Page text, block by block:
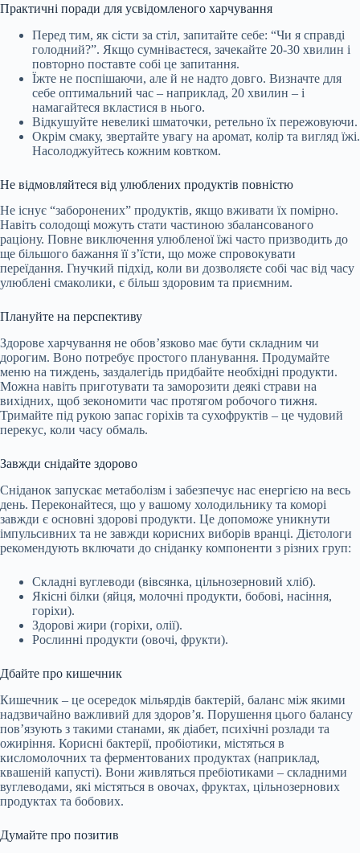
Практичні поради для усвідомленого харчування
Перед тим, як сісти за стіл, запитайте себе: “Чи я справді
голодний?”. Якщо сумніваєтеся, зачекайте 20-30 хвилин і
повторно поставте собі це запитання.
Їжте не поспішаючи, але й не надто довго. Визначте для
себе оптимальний час – наприклад, 20 хвилин – і
намагайтеся вкластися в нього.
Відкушуйте невеликі шматочки, ретельно їх пережовуючи.
Окрім смаку, звертайте увагу на аромат, колір та вигляд їжі.
Насолоджуйтесь кожним ковтком.
Не відмовляйтеся від улюблених продуктів повністю
Не існує “заборонених” продуктів, якщо вживати їх помірно.
Навіть солодощі можуть стати частиною збалансованого
раціону. Повне виключення улюбленої їжі часто призводить до
ще більшого бажання її з’їсти, що може спровокувати
переїдання. Гнучкий підхід, коли ви дозволяєте собі час від часу
улюблені смаколики, є більш здоровим та приємним.
Плануйте на перспективу
Здорове харчування не обов’язково має бути складним чи
дорогим. Воно потребує простого планування. Продумайте
меню на тиждень, заздалегідь придбайте необхідні продукти.
Можна навіть приготувати та заморозити деякі страви на
вихідних, щоб зекономити час протягом робочого тижня.
Тримайте під рукою запас горіхів та сухофруктів – це чудовий
перекус, коли часу обмаль.
Завжди снідайте здорово
Сніданок запускає метаболізм і забезпечує нас енергією на весь
день. Переконайтеся, що у вашому холодильнику та коморі
завжди є основні здорові продукти. Це допоможе уникнути
імпульсивних та не завжди корисних виборів вранці. Дієтологи
рекомендують включати до сніданку компоненти з різних груп:
Складні вуглеводи (вівсянка, цільнозерновий хліб).
Якісні білки (яйця, молочні продукти, бобові, насіння,
горіхи).
Здорові жири (горіхи, олії).
Рослинні продукти (овочі, фрукти).
Дбайте про кишечник
Кишечник – це осередок мільярдів бактерій, баланс між якими
надзвичайно важливий для здоров’я. Порушення цього балансу
пов’язують з такими станами, як діабет, психічні розлади та
ожиріння. Корисні бактерії, пробіотики, містяться в
кисломолочних та ферментованих продуктах (наприклад,
квашеній капусті). Вони живляться пребіотиками – складними
вуглеводами, які містяться в овочах, фруктах, цільнозернових
продуктах та бобових.
Думайте про позитив